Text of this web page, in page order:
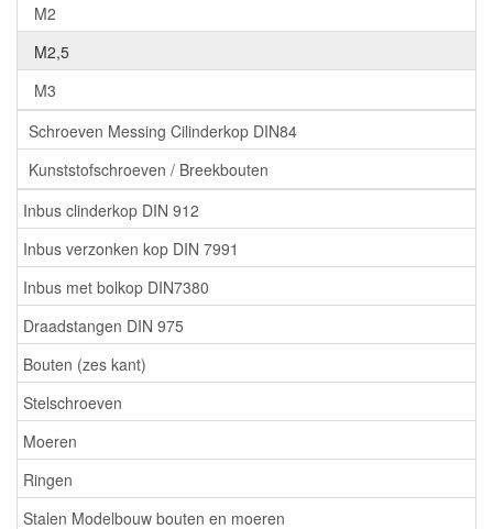
M2
M2,5
M3
Schroeven Messing Cilinderkop DIN84
Kunststofschroeven / Breekbouten
Inbus clinderkop DIN 912
Inbus verzonken kop DIN 7991
Inbus met bolkop DIN7380
Draadstangen DIN 975
Bouten (zes kant)
Stelschroeven
Moeren
Ringen
Stalen Modelbouw bouten en moeren